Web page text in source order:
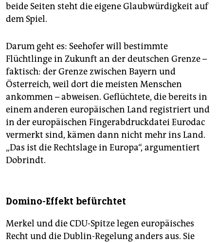
beide Seiten steht die eigene Glaubwürdigkeit auf
dem Spiel.
Darum geht es: Seehofer will bestimmte
Flüchtlinge in Zukunft an der deutschen Grenze –
faktisch: der Grenze zwischen Bayern und
Österreich, weil dort die meisten Menschen
ankommen – abweisen. Geflüchtete, die bereits in
einem anderen europäischen Land registriert und
in der europäischen Fingerabdruckdatei Eurodac
vermerkt sind, kämen dann nicht mehr ins Land.
„Das ist die Rechtslage in Europa“, argumentiert
Dobrindt.
Domino-Effekt befürchtet
Merkel und die CDU-Spitze legen europäisches
Recht und die Dublin-Regelung anders aus. Sie